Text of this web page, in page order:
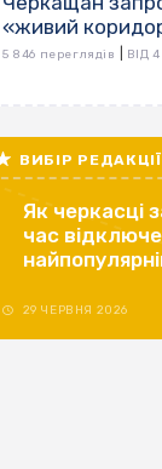
«живий
5 846 переглядів ВІД
ВИБІР РЕДАКЦІЇ
Як черкасці
час
29 ЧЕРВНЯ 2026